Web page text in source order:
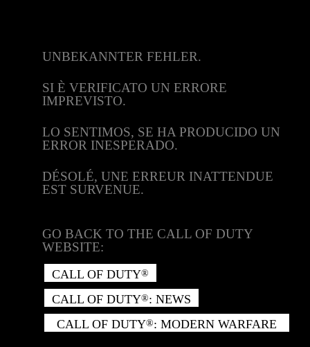
UNBEKANNTER FEHLER.
SI È VERIFICATO UN ERRORE
IMPREVISTO.
LO SENTIMOS, SE HA PRODUCIDO UN
ERROR INESPERADO.
DÉSOLÉ, UNE ERREUR INATTENDUE
EST SURVENUE.
GO BACK TO THE CALL OF DUTY
WEBSITE:
CALL OF DUTY®
CALL OF DUTY®: NEWS
CALL OF DUTY®: MODERN WARFARE